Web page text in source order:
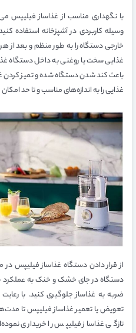
با نگهداری مناسب از غذاساز فیلیپس
وسیله کاربردی در آشپزخانه استفاده
خارجی دستگاه را به طور منظم و بعد از هر
غذایی سخت یا روغنی به داخل دستگاه
باعث کند شدن دستگاه شده و تمیز کردن
غذایی را به اندازه‌های مناسب و تا حد
از قرار دادن دستگاه غذاساز فیلیپس
دستگاه در جای خشک و خنک به عملکرد
ضربه به غذاساز جلوگیری کنید. با
تعویض یا تعمیر غذاساز فیلیپس تا
تازگی غذاساز فیلیپس را خریداری